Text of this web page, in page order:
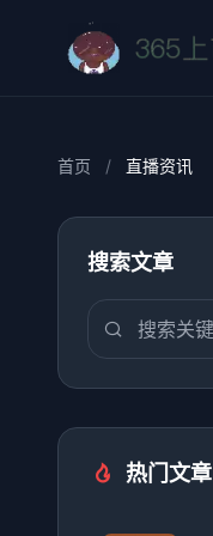
首页 / 直播资讯
搜索文章
热门文章